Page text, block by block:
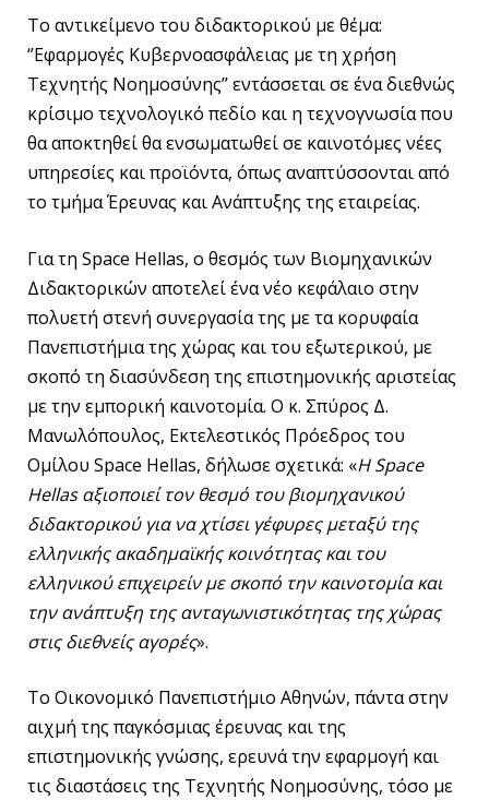
Το αντικείμενο του διδακτορικού με θέμα:
‘’Εφαρμογές Κυβερνοασφάλειας με τη χρήση
Τεχνητής Νοημοσύνης’’ εντάσσεται σε ένα διεθνώς
κρίσιμο τεχνολογικό πεδίο και η τεχνογνωσία που
θα αποκτηθεί θα ενσωματωθεί σε καινοτόμες νέες
υπηρεσίες και προϊόντα, όπως αναπτύσσονται από
το τμήμα Έρευνας και Ανάπτυξης της εταιρείας.
Για τη Space Hellas, ο θεσμός των Βιομηχανικών
Διδακτορικών αποτελεί ένα νέο κεφάλαιο στην
πολυετή στενή συνεργασία της με τα κορυφαία
Πανεπιστήμια της χώρας και του εξωτερικού, με
σκοπό τη διασύνδεση της επιστημονικής αριστείας
με την εμπορική καινοτομία. Ο κ. Σπύρος Δ.
Μανωλόπουλος, Εκτελεστικός Πρόεδρος του
Ομίλου Space Hellas, δήλωσε σχετικά: «Η Space
Hellas αξιοποιεί τον θεσμό του βιομηχανικού
διδακτορικού για να χτίσει γέφυρες μεταξύ της
ελληνικής ακαδημαϊκής κοινότητας και του
ελληνικού επιχειρείν με σκοπό την καινοτομία και
την ανάπτυξη της ανταγωνιστικότητας της χώρας
στις διεθνείς αγορές».
Το Οικονομικό Πανεπιστήμιο Αθηνών, πάντα στην
αιχμή της παγκόσμιας έρευνας και της
επιστημονικής γνώσης, ερευνά την εφαρμογή και
τις διαστάσεις της Τεχνητής Νοημοσύνης, τόσο με